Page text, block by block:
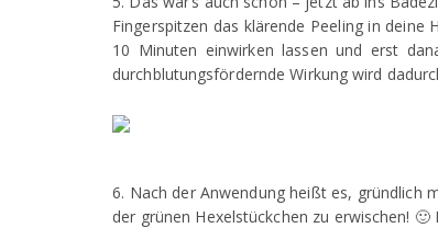
Fingerspitzen das klärende Peeling in
10 Minuten einwirken lassen und erst
durchblutungsfördernde Wirkung wird
6. Nach der Anwendung heißt es, gründlich
der grünen Hexelstückchen zu erwischen!